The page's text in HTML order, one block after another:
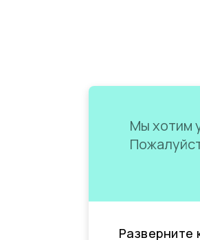
Мы хотим
Разверните